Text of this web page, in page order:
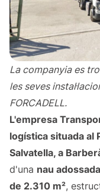
La companyia es
les seves
FORCADELL.
L'empresa
logística situada al
Salvatella, a
d'una nau
de 2.310 m²,